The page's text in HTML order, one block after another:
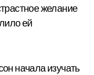
желание
ей
начала изучать